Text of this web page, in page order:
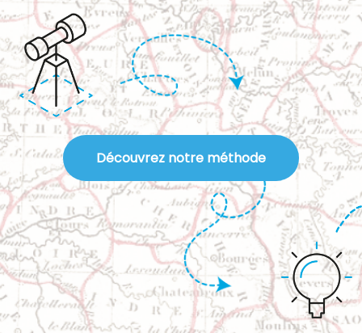
Découvrez notre méthode